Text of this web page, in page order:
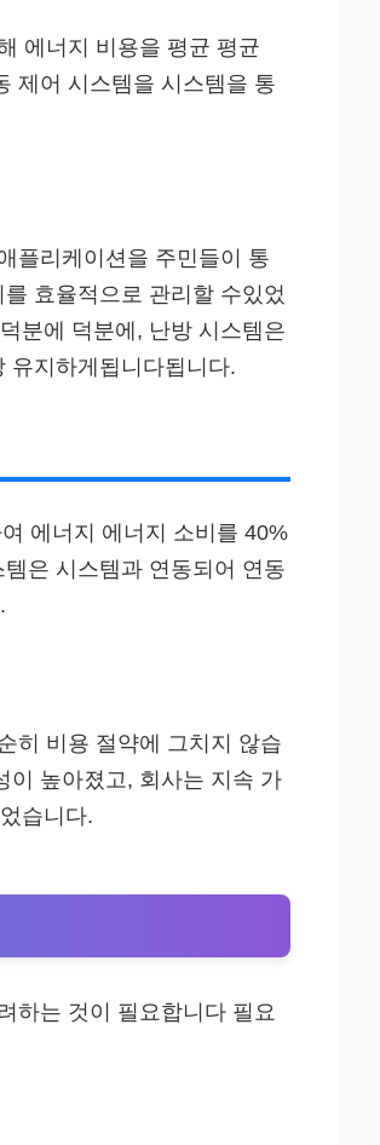
에너지 비용을 평균 평균
제어 시스템을 시스템을 통
플리케이션을 주민들이 통
효율적으로 관리할 수있었
분에 덕분에, 난방 시스템은
유지하게됩니다됩니다.
에너지 에너지 소비를 40%
은 시스템과 연동되어 연동
히 비용 절약에 그치지 않습
이 높아졌고, 회사는 지속 가
습니다.
하는 것이 필요합니다 필요